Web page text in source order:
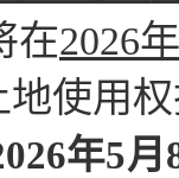
在2026
使用
年5月